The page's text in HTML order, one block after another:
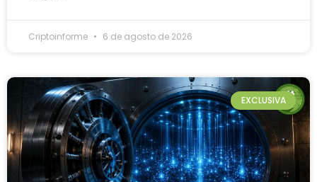
Criptoinforme 6 de agosto de 2026
EXCLUSIVA